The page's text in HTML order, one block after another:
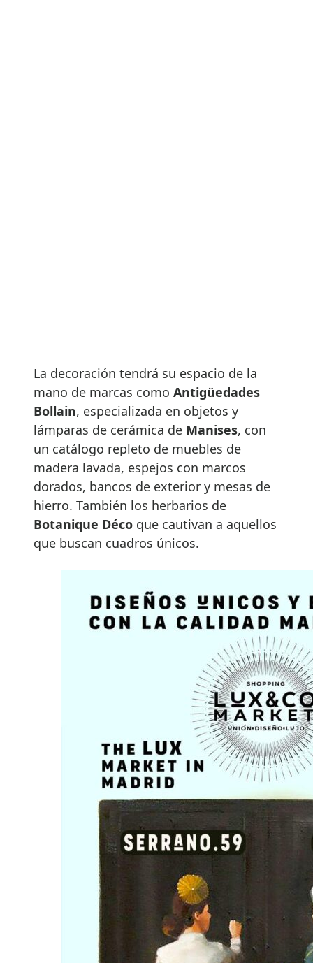
La decoración tendrá su espacio de la
mano de marcas como Antigüedades
Bollain, especializada en objetos y
lámparas de cerámica de Manises, con
un catálogo repleto de muebles de
madera lavada, espejos con marcos
dorados, bancos de exterior y mesas de
hierro. También los herbarios de
Botanique Déco que cautivan a aquellos
que buscan cuadros únicos.